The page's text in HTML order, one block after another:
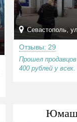
Севастополь,
Отзывы: 29
Прошел
400 рублей у